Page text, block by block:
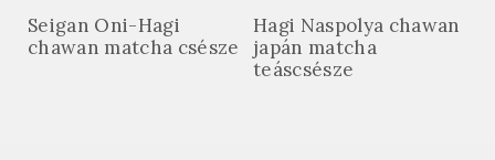
Seigan Oni-Hagi
chawan matcha csésze
Hagi Naspolya chawan
japán matcha
teáscsésze